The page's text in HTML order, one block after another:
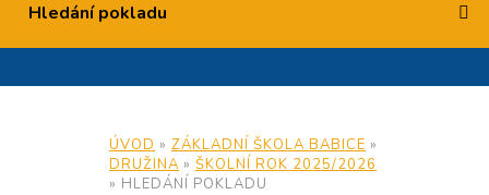
Hledání pokladu
ÚVOD » ZÁKLADNÍ ŠKOLA BABICE »
DRUŽINA » ŠKOLNÍ ROK 2025/2026
» HLEDÁNÍ POKLADU